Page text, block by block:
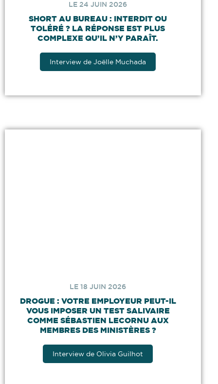
LE 24 JUIN 2026
SHORT AU BUREAU : INTERDIT OU
TOLÉRÉ ? LA RÉPONSE EST PLUS
COMPLEXE QU’IL N’Y PARAÎT.
Interview de Joëlle Muchada
LE 18 JUIN 2026
DROGUE : VOTRE EMPLOYEUR PEUT-IL
VOUS IMPOSER UN TEST SALIVAIRE
COMME SÉBASTIEN LECORNU AUX
MEMBRES DES MINISTÈRES ?
Interview de Olivia Guilhot